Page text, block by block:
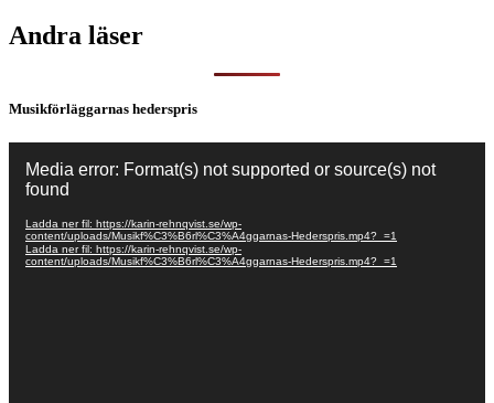
Andra läser
Musikförläggarnas hederspris
Media error: Format(s) not supported or source(s) not
found
Ladda ner fil: https://karin-rehnqvist.se/wp-
content/uploads/Musikf%C3%B6rl%C3%A4ggarnas-Hederspris.mp4?_=1
Ladda ner fil: https://karin-rehnqvist.se/wp-
content/uploads/Musikf%C3%B6rl%C3%A4ggarnas-Hederspris.mp4?_=1